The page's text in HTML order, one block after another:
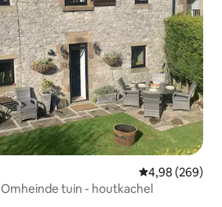
Gemiddelde
4,98 (269)
Huisdiervriendelijk - Omheinde tuin - houtkachel